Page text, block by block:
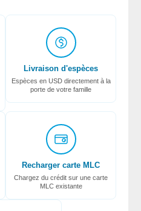
Livraison d'espèces
Espèces en USD directement à la
porte de votre famille
Recharger carte MLC
Chargez du crédit sur une carte
MLC existante